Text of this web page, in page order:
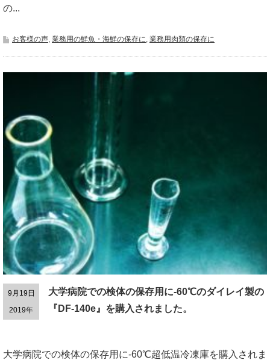
の...
お客様の声, 業務用の鮮魚・海鮮の保存に, 業務用肉類の保存に
9月19日
2019年
大学病院での検体の保存用に-60℃のダイレイ製の
『DF-140e』を購入されました。
大学病院での検体の保存用に-60℃超低温冷凍庫を購入されま